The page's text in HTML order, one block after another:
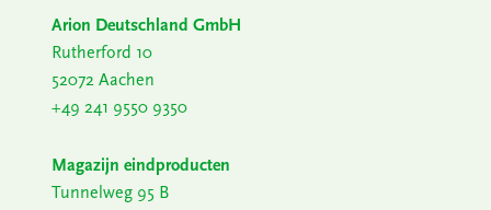
Arion Deutschland GmbH
Rutherford 10
52072 Aachen
+49 241 9550 9350
Magazijn eindproducten
Tunnelweg 95 B